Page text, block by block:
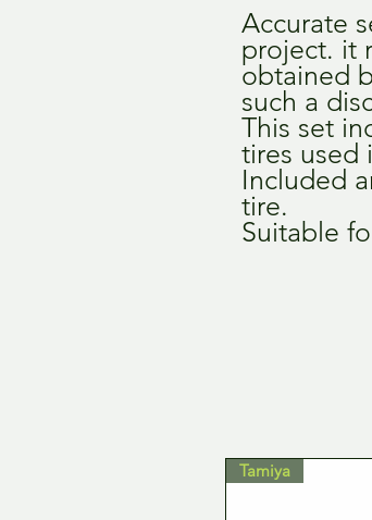
Accurate
project. it
obtained
such a
This set
tires used
Included
tire.
Suitable
Tamiya